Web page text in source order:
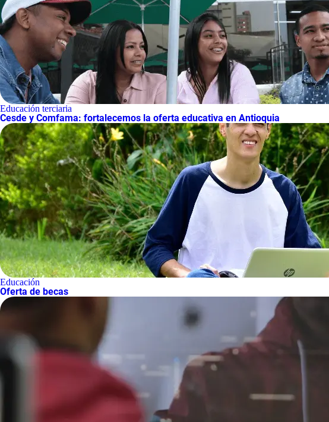
Educación terciaria
Cesde y Comfama: fortalecemos la oferta educativa en Antioquia
Educación
Oferta de becas